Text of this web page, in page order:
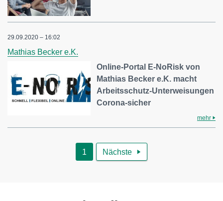
29.09.2020 – 16:02
Mathias Becker e.K.
Online-Portal E-NoRisk von
Mathias Becker e.K. macht
Arbeitsschutz-Unterweisungen
Corona-sicher
mehr
1 Nächste 